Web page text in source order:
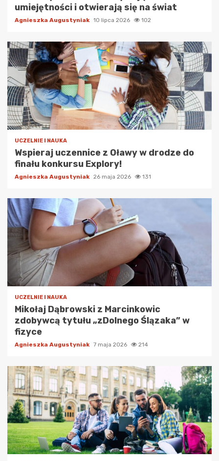
umiejętności i otwierają się na świat
Agnieszka Augustyniak 10 lipca 2026 102
UCZELNIE I NAUKA
Wspieraj uczennice z Oławy w drodze do
finału konkursu Explory!
Agnieszka Augustyniak 26 maja 2026 131
UCZELNIE I NAUKA
Mikołaj Dąbrowski z Marcinkowic
zdobywcą tytułu „zDolnego Ślązaka” w
fizyce
Agnieszka Augustyniak 7 maja 2026 214